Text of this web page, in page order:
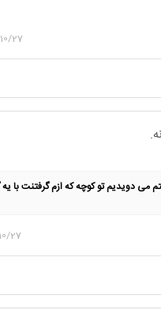
27
دویدیم تو کوچه که ازم گرفتنت با
27